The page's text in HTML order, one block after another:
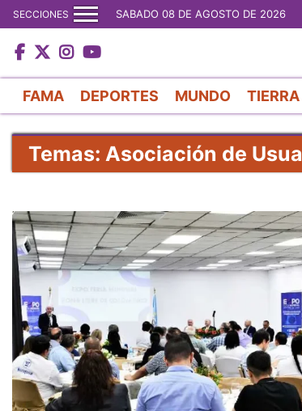
SECCIONES SABADO 08 DE AGOSTO DE 2026
FAMA DEPORTES MUNDO
Temas: Asociación de